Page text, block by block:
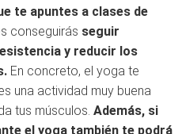
te apuntes a clases de
conseguirás seguir
y reducir los
En concreto, el yoga te
una actividad muy buena
tus músculos. Además, si
el yoga también te podrá